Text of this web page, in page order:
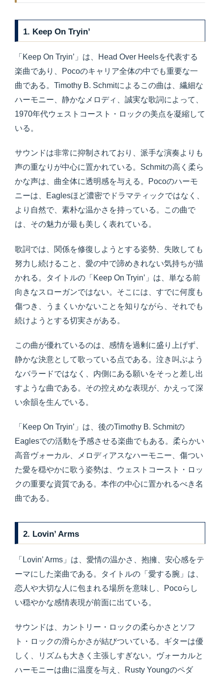
1. Keep On Tryin’
「Keep On Tryin’」は、Head Over Heelsを代表する
楽曲であり、Pocoのキャリア全体の中でも重要な一
曲である。Timothy B. Schmitによるこの曲は、繊細な
ハーモニー、静かなメロディ、誠実な歌詞によって、
1970年代ウェストコースト・ロックの美点を凝縮して
いる。
サウンドは非常に抑制されており、派手な演奏よりも
声の重なりが中心に置かれている。Schmitの高く柔ら
かな声は、曲全体に透明感を与える。Pocoのハーモ
ニーは、Eaglesほど濃密でドラマティックではなく、
より自然で、素朴な温かさを持っている。この曲で
は、その魅力が最も美しく表れている。
歌詞では、関係を修復しようとする姿勢、失敗しても
努力し続けること、愛の中で諦めきれない気持ちが描
かれる。タイトルの「Keep On Tryin’」は、単なる前
向きなスローガンではない。そこには、すでに何度も
傷つき、うまくいかないことを知りながら、それでも
続けようとする切実さがある。
この曲が優れているのは、感情を過剰に盛り上げず、
静かな決意として歌っている点である。泣き叫ぶよう
なバラードではなく、内側にある願いをそっと差し出
すような曲である。その控えめな表現が、かえって深
い余韻を生んでいる。
「Keep On Tryin’」は、後のTimothy B. Schmitの
Eaglesでの活動を予感させる楽曲でもある。柔らかい
高音ヴォーカル、メロディアスなハーモニー、傷つい
た愛を穏やかに歌う姿勢は、ウェストコースト・ロッ
クの重要な資質である。本作の中心に置かれるべき名
曲である。
2. Lovin’ Arms
「Lovin’ Arms」は、愛情の温かさ、抱擁、安心感をテ
ーマにした楽曲である。タイトルの「愛する腕」は、
恋人や大切な人に包まれる場所を意味し、Pocoらし
い穏やかな感情表現が前面に出ている。
サウンドは、カントリー・ロックの柔らかさとソフ
ト・ロックの滑らかさが結びついている。ギターは優
しく、リズムも大きく主張しすぎない。ヴォーカルと
ハーモニーは曲に温度を与え、Rusty Youngのペダ